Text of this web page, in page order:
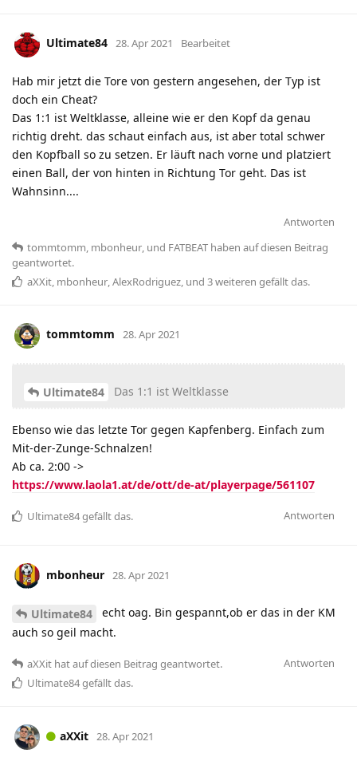
Ultimate84 28. Apr 2021 Bearbeitet
Hab mir jetzt die Tore von gestern angesehen, der Typ ist
doch ein Cheat?
Das 1:1 ist Weltklasse, alleine wie er den Kopf da genau
richtig dreht. das schaut einfach aus, ist aber total schwer
den Kopfball so zu setzen. Er läuft nach vorne und platziert
einen Ball, der von hinten in Richtung Tor geht. Das ist
Wahnsinn....
Antworten
tommtomm mbonheur , und FATBEAT haben auf diesen Beitrag
geantwortet.
aXXit mbonheur AlexRodriguez , und 3weiteren gefällt das.
tommtomm 28. Apr 2021
Ultimate84 Das 1:1 ist Weltklasse
Ebenso wie das letzte Tor gegen Kapfenberg. Einfach zum
Mit-der-Zunge-Schnalzen!
Ab ca. 2:00 ->
https://www.laola1.at/de/ott/de-at/playerpage/561107
Antworten
Ultimate84gefällt das.
mbonheur 28. Apr 2021
Ultimate84
echt oag. Bin gespannt,ob er das in der KM
auch so geil macht.
Antworten
aXXit hatauf diesen Beitrag geantwortet.
Ultimate84gefällt das.
aXXit 28. Apr 2021